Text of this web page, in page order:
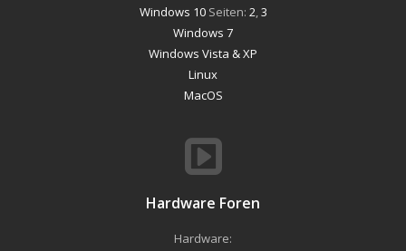
Windows 10Seiten: 2 3
Windows 7
Windows Vista & XP
Linux
MacOS
Hardware Foren
Hardware: